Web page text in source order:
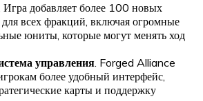
Игра добавляет более 100 новых
всех фракций, включая огромные
юниты, которые могут менять ход
управления. Forged Alliance
более удобный интерфейс,
карты и поддержку